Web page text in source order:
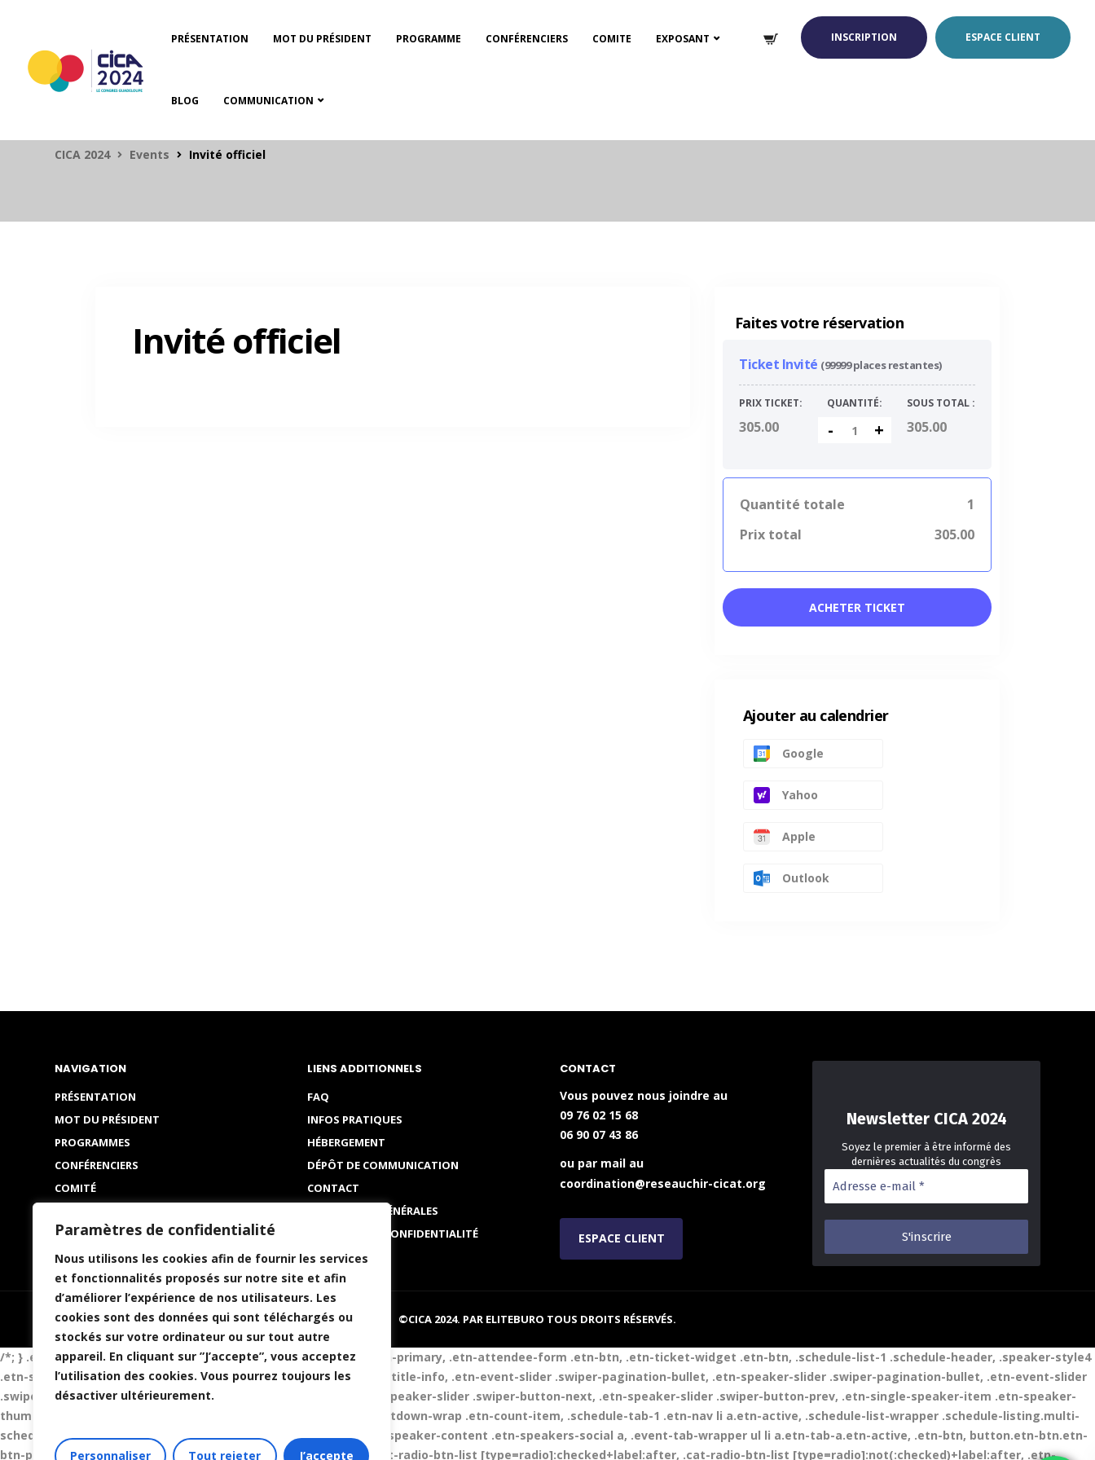
Paramètres de confidentialité
Nous utilisons les cookies afin de fournir les services
et fonctionnalités proposés sur notre site et afin
d’améliorer l’expérience de nos utilisateurs. Les
cookies sont des données qui sont téléchargés ou
stockés sur votre ordinateur ou sur tout autre
appareil. En cliquant sur ”J’accepte”, vous acceptez
l’utilisation des cookies. Vous pourrez toujours les
désactiver ultérieurement.
Personnaliser Tout rejeter J’accepte
PRÉSENTATION MOT DU PRÉSIDENT PROGRAMME CONFÉRENCIERS COMITE EXPOSANT
BLOG COMMUNICATION
INSCRIPTION ESPACE CLIENT
CICA 2024 Events Invité officiel
Invité officiel Faites votre réservation
Ticket Invité (99999 places restantes)
PRIX TICKET:
305.00
QUANTITÉ:
- +
SOUS TOTAL :
305.00
Quantité totale
1
Prix total
305.00
ACHETER TICKET
Ajouter au calendrier
Google
Yahoo
Apple
Outlook
NAVIGATION
PRÉSENTATION
MOT DU PRÉSIDENT
PROGRAMMES
CONFÉRENCIERS
COMITÉ
LIENS ADDITIONNELS
FAQ
INFOS PRATIQUES
HÉBERGEMENT
DÉPÔT DE COMMUNICATION
CONTACT
CONDITIONS GÉNÉRALES
POLITIQUE DE CONFIDENTIALITÉ
CONTACT
Vous pouvez nous joindre au
09 76 02 15 68
06 90 07 43 86
ou par mail au
coordination@reseauchir-cicat.org
ESPACE CLIENT
Newsletter CICA 2024
Soyez le premier à être informé des
dernières actualités du congrès
Adresse
e-
mail
*
©CICA 2024. PAR ELITEBURO TOUS DROITS RÉSERVÉS.
/*; } .etn-event-item .etn-event-category span, .etn-btn, .attr-btn-primary, .etn-attendee-form .etn-btn, .etn-ticket-widget .etn-btn, .schedule-list-1 .schedule-header, .speaker-style4
.etn-speaker-content .etn-title a, .etn-speaker-details3 .speaker-title-info, .etn-event-slider .swiper-pagination-bullet, .etn-speaker-slider .swiper-pagination-bullet, .etn-event-slider
.swiper-button-next, .etn-event-slider .swiper-button-prev, .etn-speaker-slider .swiper-button-next, .etn-speaker-slider .swiper-button-prev, .etn-single-speaker-item .etn-speaker-
thumb .etn-speakers-social a, .etn-event-header .etn-event-countdown-wrap .etn-count-item, .schedule-tab-1 .etn-nav li a.etn-active, .schedule-list-wrapper .schedule-listing.multi-
schedule-list .schedule-slot-time, .etn-speaker-item.style-3 .etn-speaker-content .etn-speakers-social a, .event-tab-wrapper ul li a.etn-tab-a.etn-active, .etn-btn, button.etn-btn.etn-
btn-primary, .etn-schedule-style-3 ul li:before, .etn-zoom-btn, .cat-radio-btn-list [type=radio]:checked+label:after, .cat-radio-btn-list [type=radio]:not(:checked)+label:after, .etn-